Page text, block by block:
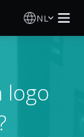
NL
logo